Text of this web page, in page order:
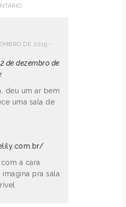
DE 2015 -
de dezembro de
deu um ar bem
uma sala de
a cara
imagina pra sala